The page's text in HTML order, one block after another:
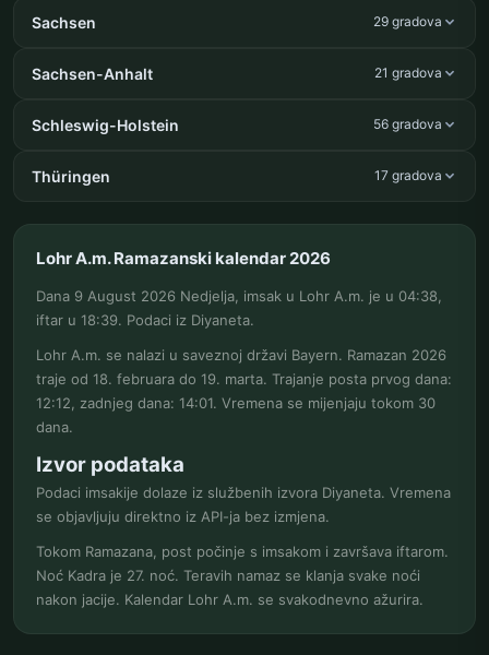
Sachsen 29 gradova
Sachsen-Anhalt 21 gradova
Schleswig-Holstein 56 gradova
Thüringen 17 gradova
Lohr A.m. Ramazanski kalendar 2026
Dana 9 August 2026 Nedjelja, imsak u Lohr A.m. je u 04:38,
iftar u 18:39. Podaci iz Diyaneta.
Lohr A.m. se nalazi u saveznoj državi Bayern. Ramazan 2026
traje od 18. februara do 19. marta. Trajanje posta prvog dana:
12:12, zadnjeg dana: 14:01. Vremena se mijenjaju tokom 30
dana.
Izvor podataka
Podaci imsakije dolaze iz službenih izvora Diyaneta. Vremena
se objavljuju direktno iz API-ja bez izmjena.
Tokom Ramazana, post počinje s imsakom i završava iftarom.
Noć Kadra je 27. noć. Teravih namaz se klanja svake noći
nakon jacije. Kalendar Lohr A.m. se svakodnevno ažurira.